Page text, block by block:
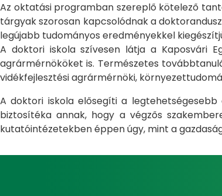
Az oktatási programban szereplő kötelező
tárgyak szorosan kapcsolódnak a
legújabb tudományos eredményekkel
A doktori iskola szívesen látja a Kaposvári
agrármérnököket is. Természetes
vidékfejlesztési agrármérnöki,
A doktori iskola elősegíti a
biztosítéka annak, hogy a végzős
kutatóintézetekben éppen úgy, mint a